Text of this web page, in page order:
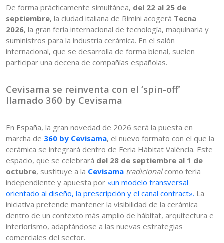
De forma prácticamente simultánea, del 22 al 25 de
septiembre, la ciudad italiana de Rímini acogerá Tecna
2026, la gran feria internacional de tecnología, maquinaria y
suministros para la industria cerámica. En el salón
internacional, que se desarrolla de forma bienal, suelen
participar una decena de compañías españolas.
Cevisama se reinventa con el ‘spin-off’
llamado 360 by Cevisama
En España, la gran novedad de 2026 será la puesta en
marcha de 360 by Cevisama, el nuevo formato con el que la
cerámica se integrará dentro de Feria Hábitat València. Este
espacio, que se celebrará del 28 de septiembre al 1 de
octubre, sustituye a la Cevisama tradicionalcomo feria
independiente y apuesta por «un modelo transversal
orientado al diseño, la prescripción y el canal contract». La
iniciativa pretende mantener la visibilidad de la cerámica
dentro de un contexto más amplio de hábitat, arquitectura e
interiorismo, adaptándose a las nuevas estrategias
comerciales del sector.